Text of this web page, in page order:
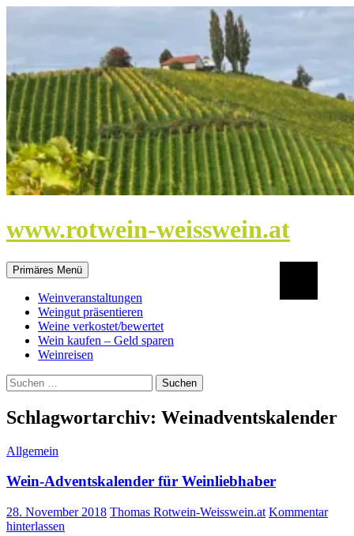
www.rotwein-weisswein.at
Primäres Menü
Weinveranstaltungen
Weingut präsentieren
Weine verkostet/bewertet
Wein kaufen – Geld sparen
Weinreisen
Suchen
nach:
Schlagwortarchiv: Weinadventskalender
Allgemein
Wein-Adventskalender für Weinliebhaber
28. November 2018 Thomas Rotwein-Weisswein.at Kommentar
hinterlassen